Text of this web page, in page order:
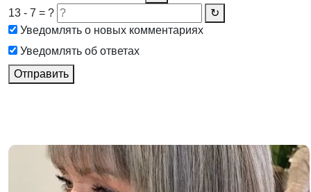
13 - 7 = ?
↻
Уведомлять о новых комментариях
Уведомлять об ответах
Отправить